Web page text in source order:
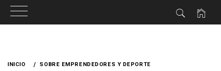
INICIO SOBRE EMPRENDEDORES Y DEPORTE